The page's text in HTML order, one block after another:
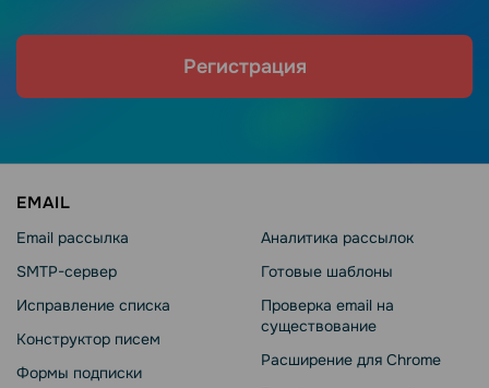
Регистрация
EMAIL
Email рассылка
SMTP-сервер
Исправление списка
Конструктор писем
Формы подписки
Аналитика рассылок
Готовые шаблоны
Проверка email на
существование
Расширение для Chrome